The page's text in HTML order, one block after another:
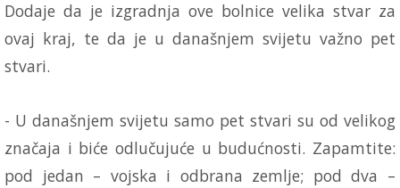
Dodaje da je izgradnja ove bolnice velika stvar za
ovaj kraj, te da je u današnjem svijetu važno pet
stvari.
- U današnjem svijetu samo pet stvari su od velikog
značaja i biće odlučujuće u budućnosti. Zapamtite:
pod jedan – vojska i odbrana zemlje; pod dva –